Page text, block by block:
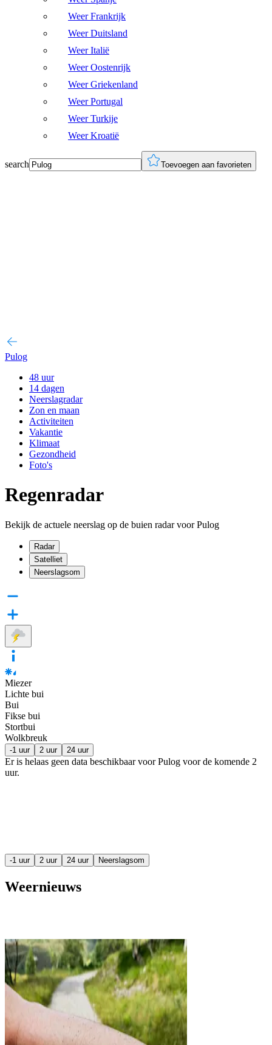
Weer Frankrijk
Weer Duitsland
Weer Italië
Weer Oostenrijk
Weer Griekenland
Weer Portugal
Weer Turkije
Weer Kroatië
search Toevoegen aan favorieten
Pulog
48 uur
14 dagen
Neerslagradar
Zon en maan
Activiteiten
Vakantie
Klimaat
Gezondheid
Foto's
Regenradar
Bekijk de actuele neerslag op de buien radar voor Pulog
Radar
Satelliet
Neerslagsom
Miezer
Lichte bui
Bui
Fikse bui
Stortbui
Wolkbreuk
-1 uur 2 uur 24 uur
Er is helaas geen data beschikbaar voor Pulog voor de komende 2
uur.
-1 uur 2 uur 24 uur Neerslagsom
Weernieuws